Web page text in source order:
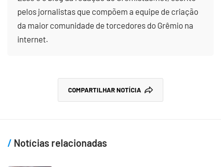
pelos jornalistas que compõem a equipe de criação
da maior comunidade de torcedores do Grêmio na
internet.
COMPARTILHAR NOTÍCIA
Notícias relacionadas